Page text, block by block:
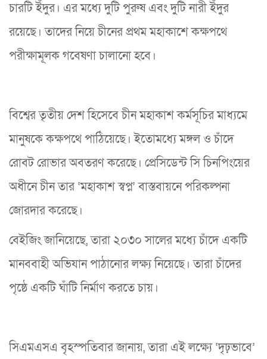
চারটি ইঁদুর। এর মধ্যে দুটি পুরুষ এবং দুটি নারী ইঁদুর
রয়েছে। তাদের নিয়ে চীনের প্রথম মহাকাশে কক্ষপথে
পরীক্ষামূলক গবেষণা চালানো হবে।
বিশ্বের তৃতীয় দেশ হিসেবে চীন মহাকাশ কর্মসূচির মাধ্যমে
মানুষকে কক্ষপথে পাঠিয়েছে। ইতোমধ্যে মঙ্গল ও চাঁদে
রোবট রোভার অবতরণ করেছে। প্রেসিডেন্ট সি চিনপিংয়ের
অধীনে চীন তার ‘মহাকাশ স্বপ্ন’ বাস্তবায়নে পরিকল্পনা
জোরদার করেছে।
বেইজিং জানিয়েছে, তারা ২০৩০ সালের মধ্যে চাঁদে একটি
মানববাহী অভিযান পাঠানোর লক্ষ্য নিয়েছে। তারা চাঁদের
পৃষ্ঠে একটি ঘাঁটি নির্মাণ করতে চায়।
সিএমএসএ বৃহস্পতিবার জানায়, তারা এই লক্ষ্যে ‘দৃঢ়ভাবে’